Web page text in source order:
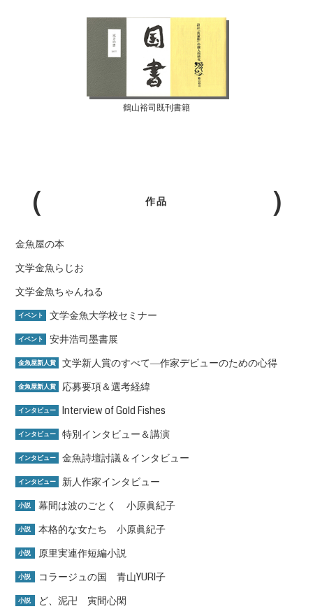
鶴山裕司既刊書籍
作品
金魚屋の本
文学金魚らじお
文学金魚ちゃんねる
イベント 文学金魚大学校セミナー
イベント 安井浩司墨書展
金魚屋新人賞 文学新人賞のすべて―作家デビューのための心得
金魚屋新人賞 応募要項＆選考経緯
インタビュー Interview of Gold Fishes
インタビュー 特別インタビュー＆講演
インタビュー 金魚詩壇討議＆インタビュー
インタビュー 新人作家インタビュー
小説 幕間は波のごとく 小原眞紀子
小説 本格的な女たち 小原眞紀子
小説 原里実連作短編小説
小説 コラージュの国 青山YURI子
小説 ど、泥卍 寅間心閑